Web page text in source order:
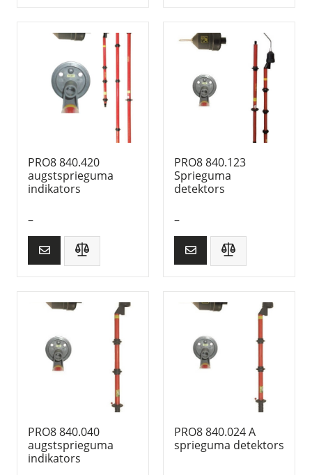
PRO8 840.420
augstsprieguma
indikators
–
PRO8 840.123
Sprieguma
detektors
–
PRO8 840.040
augstsprieguma
indikators
PRO8 840.024 A
sprieguma detektors